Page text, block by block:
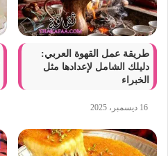
طريقة عمل القهوة العربي:
دليلك الشامل لإعدادها مثل
الخبراء
16 ديسمبر، 2025